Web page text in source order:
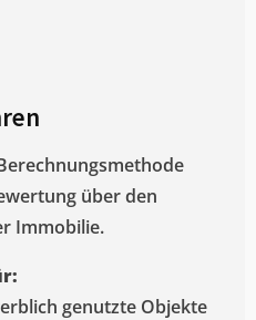
über den
Immobilie.
genutzte Objekte